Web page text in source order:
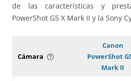
de las características y
PowerShot G5 X Mark II y la Sony
Cámara help_outline
Canon
PowerShot
Mark II